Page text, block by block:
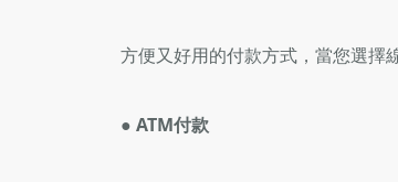
方便又好用的付款方式，當您選擇
● ATM付款